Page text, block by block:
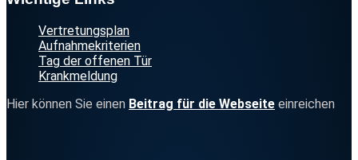
Vertretungsplan
Aufnahmekriterien
Tag der offenen Tür
Krankmeldung
Hier können Sie einen Beitrag für die Webseite einreichen